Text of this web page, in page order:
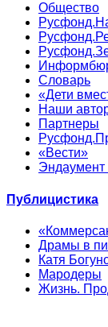
Общество
Словарь
«Дети
Наши
Партнеры
«Вести»
Публицистика
Драмы в
Катя
Мародеры
Жизнь.